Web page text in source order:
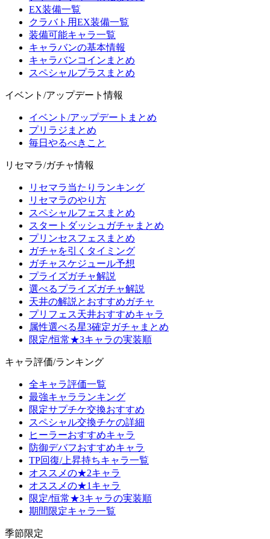
EX装備一覧
クラバト用EX装備一覧
装備可能キャラ一覧
キャラバンの基本情報
キャラバンコインまとめ
スペシャルプラスまとめ
イベント/アップデート情報
イベント/アップデートまとめ
プリラジまとめ
毎日やるべきこと
リセマラ/ガチャ情報
リセマラ当たりランキング
リセマラのやり方
スペシャルフェスまとめ
スタートダッシュガチャまとめ
プリンセスフェスまとめ
ガチャを引くタイミング
ガチャスケジュール予想
プライズガチャ解説
選べるプライズガチャ解説
天井の解説とおすすめガチャ
プリフェス天井おすすめキャラ
属性選べる星3確定ガチャまとめ
限定/恒常★3キャラの実装順
キャラ評価/ランキング
全キャラ評価一覧
最強キャラランキング
限定サプチケ交換おすすめ
スペシャル交換チケの詳細
ヒーラーおすすめキャラ
防御デバフおすすめキャラ
TP回復/上昇持ちキャラ一覧
オススメの★2キャラ
オススメの★1キャラ
限定/恒常★3キャラの実装順
期間限定キャラ一覧
季節限定